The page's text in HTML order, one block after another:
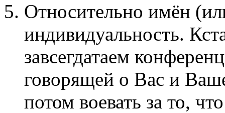
Относительно имён
индивидуальность.
завсегдатаем
говорящей о Вас и
потом воевать за то,